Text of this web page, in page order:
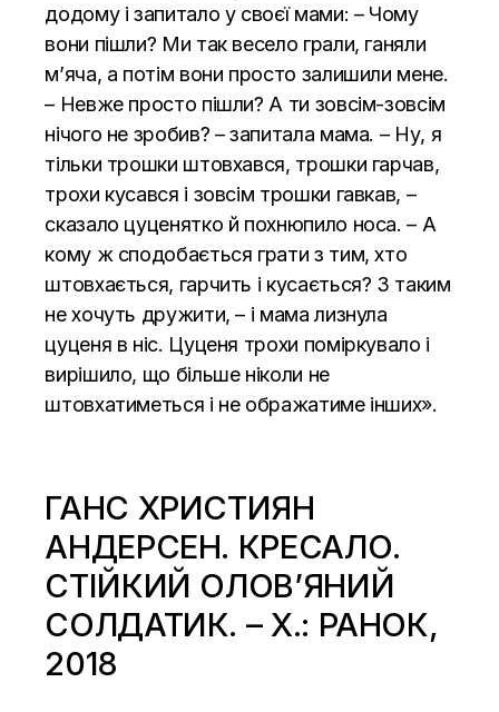
додому і запитало у своєї мами: – Чому
вони пішли? Ми так весело грали, ганяли
м’яча, а потім вони просто залишили мене.
– Невже просто пішли? А ти зовсім-зовсім
нічого не зробив? – запитала мама. – Ну, я
тільки трошки штовхався, трошки гарчав,
трохи кусався і зовсім трошки гавкав, –
сказало цуценятко й похнюпило носа. – А
кому ж сподобається грати з тим, хто
штовхається, гарчить і кусається? З таким
не хочуть дружити, – і мама лизнула
цуценя в ніс. Цуценя трохи поміркувало і
вирішило, що більше ніколи не
штовхатиметься і не ображатиме інших».
ГАНС ХРИСТИЯН
АНДЕРСЕН. КРЕСАЛО.
СТІЙКИЙ ОЛОВ’ЯНИЙ
СОЛДАТИК. – Х.: РАНОК,
2018